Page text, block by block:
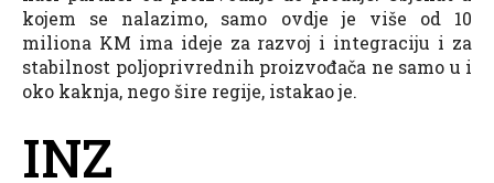
kojem se nalazimo, samo ovdje je više od 10
miliona KM ima ideje za razvoj i integraciju i za
stabilnost poljoprivrednih proizvođača ne samo u i
oko kaknja, nego šire regije, istakao je.
INZ